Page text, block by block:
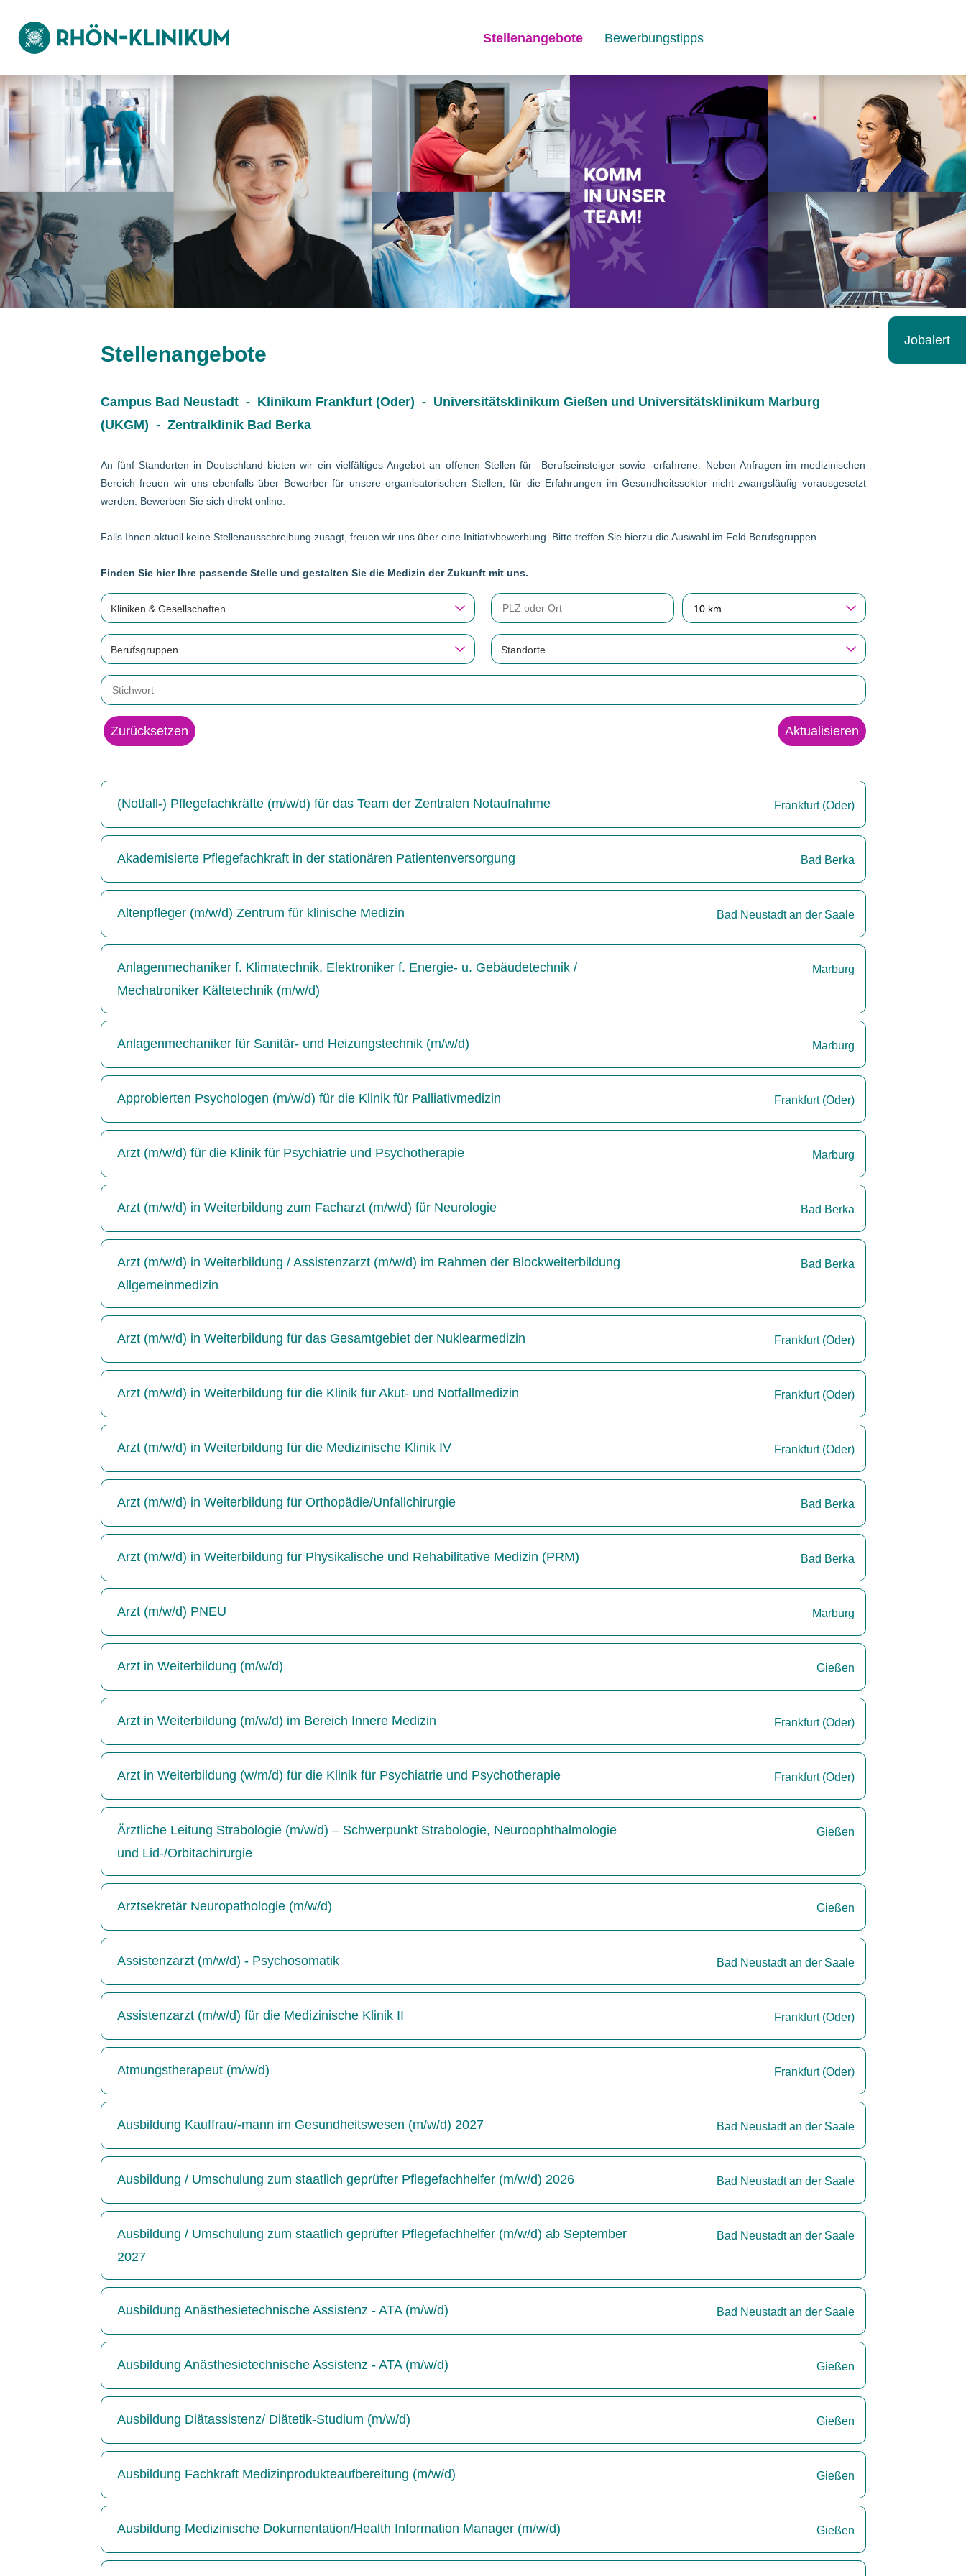
Stellenangebote Bewerbungstipps
Stellenangebote
Campus Bad Neustadt - Klinikum Frankfurt (Oder) - Universitätsklinikum Gießen und Universitätsklinikum Marburg
(UKGM) - Zentralklinik Bad Berka
An fünf Standorten in Deutschland bieten wir ein vielfältiges Angebot an offenen Stellen für Berufseinsteiger sowie -erfahrene. Neben Anfragen im medizinischen
Bereich freuen wir uns ebenfalls über Bewerber für unsere organisatorischen Stellen, für die Erfahrungen im Gesundheitssektor nicht zwangsläufig vorausgesetzt
werden. Bewerben Sie sich direkt online.
Falls Ihnen aktuell keine Stellenausschreibung zusagt, freuen wir uns über eine Initiativbewerbung. Bitte treffen Sie hierzu die Auswahl im Feld Berufsgruppen.
Finden Sie hier Ihre passende Stelle und gestalten Sie die Medizin der Zukunft mit uns.
Kliniken & Gesellschaften 10 km
Berufsgruppen Standorte
Zurücksetzen Aktualisieren
(Notfall-) Pflegefachkräfte (m/w/d) für das Team der Zentralen Notaufnahme Frankfurt (Oder)
Akademisierte Pflegefachkraft in der stationären Patientenversorgung Bad Berka
Altenpfleger (m/w/d) Zentrum für klinische Medizin Bad Neustadt an der Saale
Anlagenmechaniker f. Klimatechnik, Elektroniker f. Energie- u. Gebäudetechnik /
Mechatroniker Kältetechnik (m/w/d)
Marburg
Anlagenmechaniker für Sanitär- und Heizungstechnik (m/w/d) Marburg
Approbierten Psychologen (m/w/d) für die Klinik für Palliativmedizin Frankfurt (Oder)
Arzt (m/w/d) für die Klinik für Psychiatrie und Psychotherapie Marburg
Arzt (m/w/d) in Weiterbildung zum Facharzt (m/w/d) für Neurologie Bad Berka
Arzt (m/w/d) in Weiterbildung / Assistenzarzt (m/w/d) im Rahmen der Blockweiterbildung
Allgemeinmedizin
Bad Berka
Arzt (m/w/d) in Weiterbildung für das Gesamtgebiet der Nuklearmedizin Frankfurt (Oder)
Arzt (m/w/d) in Weiterbildung für die Klinik für Akut- und Notfallmedizin Frankfurt (Oder)
Arzt (m/w/d) in Weiterbildung für die Medizinische Klinik IV Frankfurt (Oder)
Arzt (m/w/d) in Weiterbildung für Orthopädie/Unfallchirurgie Bad Berka
Arzt (m/w/d) in Weiterbildung für Physikalische und Rehabilitative Medizin (PRM) Bad Berka
Arzt (m/w/d) PNEU Marburg
Arzt in Weiterbildung (m/w/d) Gießen
Arzt in Weiterbildung (m/w/d) im Bereich Innere Medizin Frankfurt (Oder)
Arzt in Weiterbildung (w/m/d) für die Klinik für Psychiatrie und Psychotherapie Frankfurt (Oder)
Ärztliche Leitung Strabologie (m/w/d) – Schwerpunkt Strabologie, Neuroophthalmologie
und Lid-/Orbitachirurgie
Gießen
Arztsekretär Neuropathologie (m/w/d) Gießen
Assistenzarzt (m/w/d) - Psychosomatik Bad Neustadt an der Saale
Assistenzarzt (m/w/d) für die Medizinische Klinik II Frankfurt (Oder)
Atmungstherapeut (m/w/d) Frankfurt (Oder)
Ausbildung Kauffrau/-mann im Gesundheitswesen (m/w/d) 2027 Bad Neustadt an der Saale
Ausbildung / Umschulung zum staatlich geprüfter Pflegefachhelfer (m/w/d) 2026 Bad Neustadt an der Saale
Ausbildung / Umschulung zum staatlich geprüfter Pflegefachhelfer (m/w/d) ab September
2027
Bad Neustadt an der Saale
Ausbildung Anästhesietechnische Assistenz - ATA (m/w/d) Bad Neustadt an der Saale
Ausbildung Anästhesietechnische Assistenz - ATA (m/w/d) Gießen
Ausbildung Diätassistenz/ Diätetik-Studium (m/w/d) Gießen
Ausbildung Fachkraft Medizinprodukteaufbereitung (m/w/d) Gießen
Ausbildung Medizinische Dokumentation/Health Information Manager (m/w/d) Gießen
Jobalert